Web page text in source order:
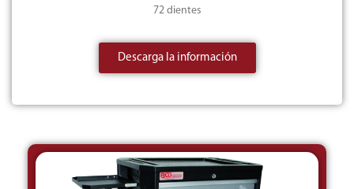
72 dientes
Descarga la información